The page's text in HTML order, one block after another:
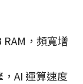
，頻寬增
AI 運算速度